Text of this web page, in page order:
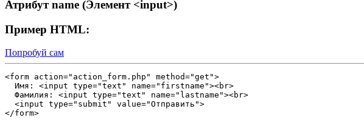
Атрибут name (Элемент <input>)
Пример HTML:
Попробуй сам
<form action="action_form.php" method="get">
  Имя: <input type="text" name="firstname"><br>
  Фамилия: <input type="text" name="lastname"><br>
  <input type="submit" value="Отправить">